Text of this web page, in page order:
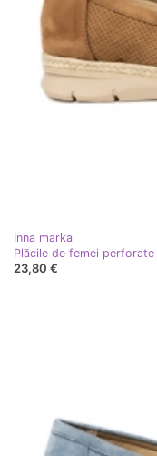
Inna marka
Plăcile de femei
23,80 €